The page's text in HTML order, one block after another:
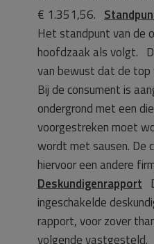
€ 1.351,56.
Het standpunt van de
hoofdzaak als volgt.
van bewust dat de top
Bij de consument is
ondergrond met een
voorgestreken moet
wordt met sausen. De
hiervoor een andere
Deskundigenrapport
ingeschakelde
rapport, voor zover
volgende vastgesteld.